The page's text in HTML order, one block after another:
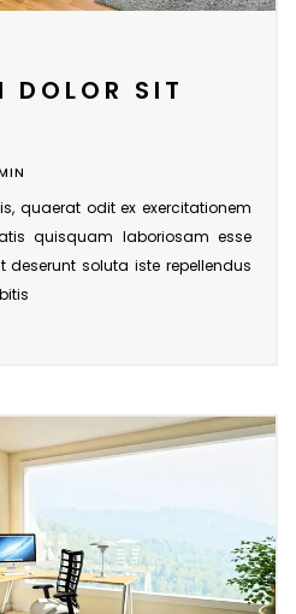
DOLOR SIT
quaerat odit ex exercitationem
quisquam laboriosam esse
deserunt soluta iste repellendus